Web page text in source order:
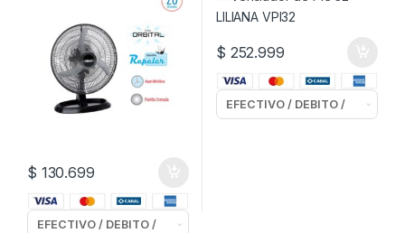
$ 130.699
$ 252.999